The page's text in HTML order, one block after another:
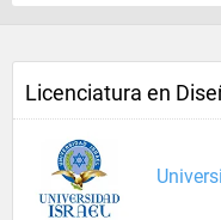
Licenciatura en